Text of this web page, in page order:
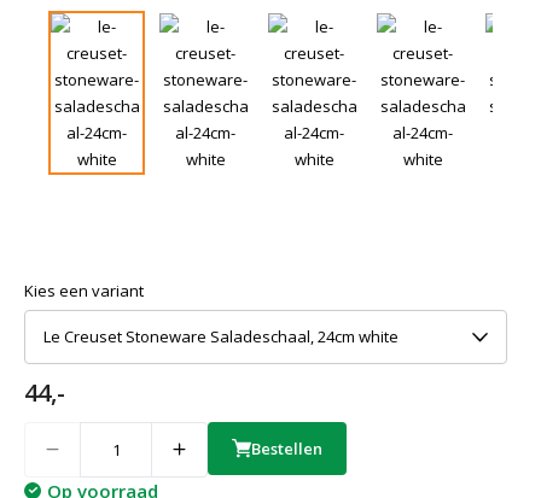
Kies een variant
Le Creuset Stoneware Saladeschaal, 24cm white
44,-
Bestellen
Op voorraad